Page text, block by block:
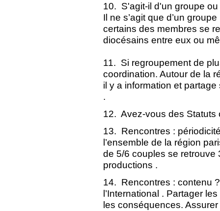
10. S'agit-il d'un groupe
Il ne s’agit que d’un
certains des membres se
diocésains entre eux ou
11. Si regroupement de
coordination. Autour de la
il y a information et
.
12. Avez-vous des
13. Rencontres :
l’ensemble de la région
de 5/6 couples se retrouve
productions .
14. Rencontres : contenu
l’International . Partager
les conséquences.